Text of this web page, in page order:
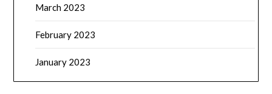
March 2023
February 2023
January 2023